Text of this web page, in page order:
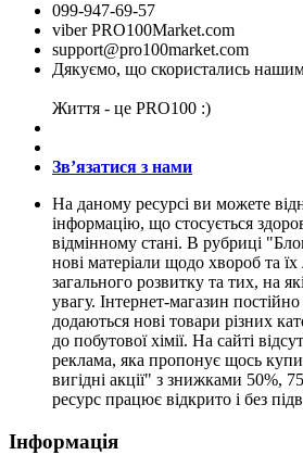
099-947-69-57
viber PRO100Market.com
support@pro100market.com
Дякуємо, що скористались
Життя - це PRO100 :)
Зв’язатися з нами
На даному ресурсі ви можете
інформацію, що стосується
відмінному стані. В рубриці
нові матеріали щодо хвороб та
загального розвитку та тих, на
увагу. Інтернет-магазин
додаються нові товари різних
до побутової хімії. На сайті
реклама, яка пропонує щось
вигідні акції" з знижками 50%,
ресурс працює відкрито і без
Інформація